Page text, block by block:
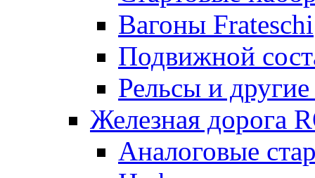
Вагоны Frateschi
Подвижной
Рельсы и
Железная дорога
Аналоговые